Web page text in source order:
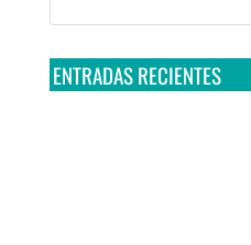
ENTRADAS RECIENTES